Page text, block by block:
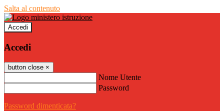
Salta al contenuto
Accedi
Accedi
button close ×
Nome Utente
Password
Password dimenticata?